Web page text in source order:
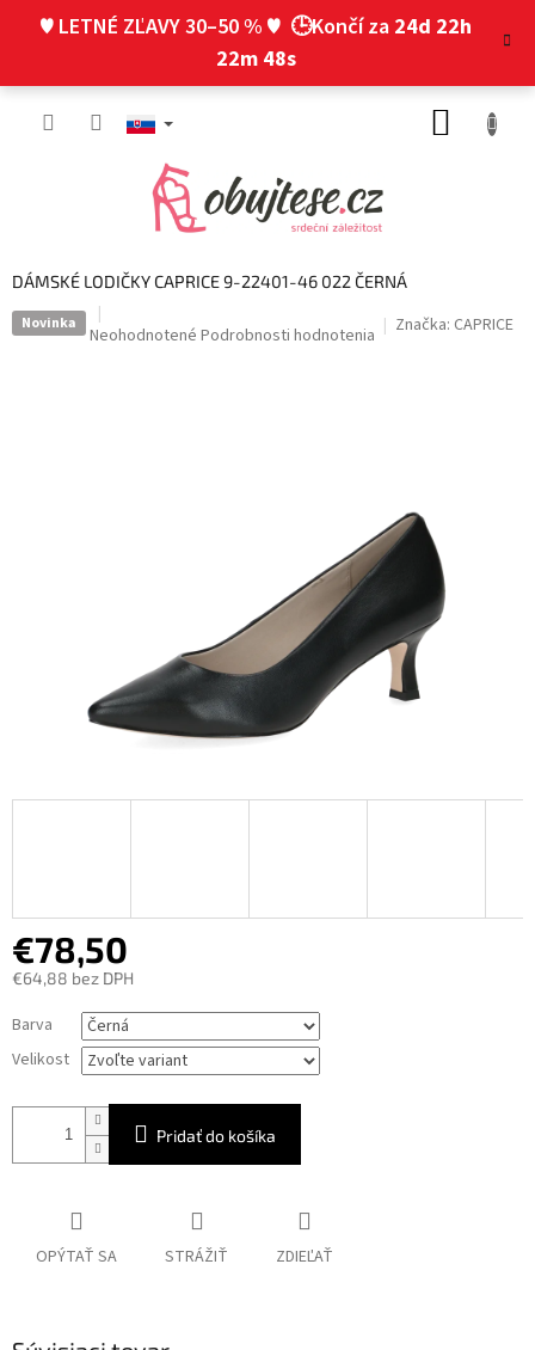
♥ LETNÉ ZĽAVY 30–50 % ♥ 🕒Končí za 24d 22h
22m 48s
DÁMSKÉ LODIČKY CAPRICE 9-22401-46 022 ČERNÁ
Novinka
Priemerné
Neohodnotené Podrobnosti hodnotenia Značka: CAPRICE
€78,50
€64,88 bez DPH
Jednotková
cena:
Barva
Velikost
Pridať do košíka
OPÝTAŤ SA STRÁŽIŤ ZDIEĽAŤ